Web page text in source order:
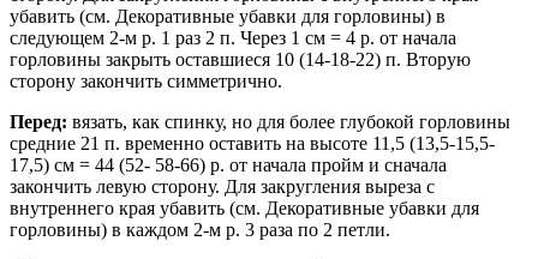
убавить (см. Декоративные убавки для горловины) в
следующем 2-м р. 1 раз 2 п. Через 1 см = 4 р. от начала
горловины закрыть оставшиеся 10 (14-18-22) п. Вторую
сторону закончить симметрично.
Перед: вязать, как спинку, но для более глубокой горловины
средние 21 п. временно оставить на высоте 11,5 (13,5-15,5-
17,5) см = 44 (52- 58-66) р. от начала пройм и сначала
закончить левую сторону. Для закругления выреза с
внутреннего края убавить (см. Декоративные убавки для
горловины) в каждом 2-м р. 3 раза по 2 петли.